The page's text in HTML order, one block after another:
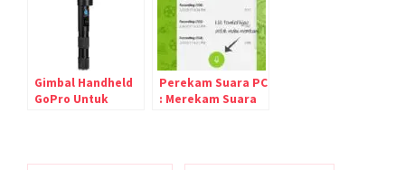
Gimbal Handheld
GoPro Untuk
Perekam Suara PC
: Merekam Suara